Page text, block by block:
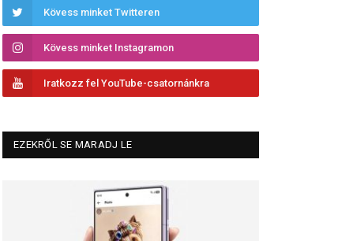
Kövess minket Twitteren
Kövess minket Instagramon
Iratkozz fel YouTube-csatornánkra
EZEKRŐL SE MARADJ LE